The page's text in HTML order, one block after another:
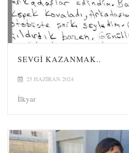
SEVGI KAZANMAK..
25 HAZIRAN 2024
İlkyar